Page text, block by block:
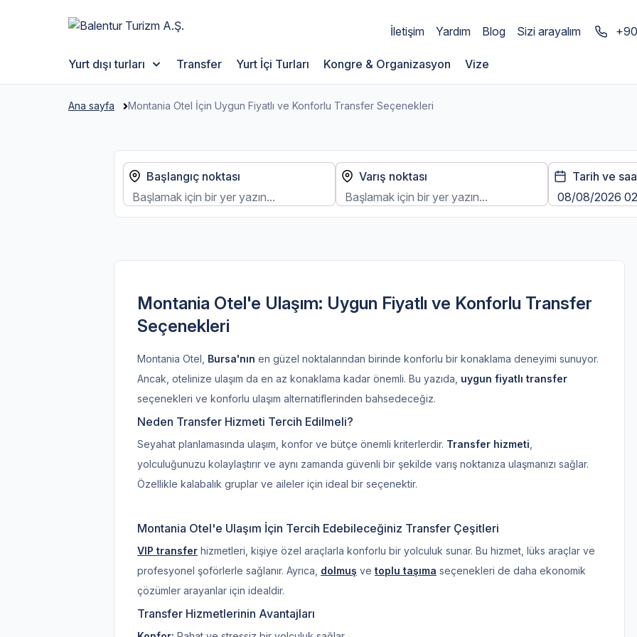
İletişim Yardım Blog Sizi arayalım
Yurt dışı turları Transfer Yurt İçi Turları Kongre & Organizasyon Vize
Ana sayfa Montania Otel İçin Uygun Fiyatlı ve Konforlu Transfer Seçenekleri
Başlangıç noktası Varış noktası Tarih ve
Montania Otel'e Ulaşım: Uygun Fiyatlı ve Konforlu Transfer
Seçenekleri
Montania Otel, Bursa'nın en güzel noktalarından birinde konforlu bir konaklama deneyimi sunuyor.
Ancak, otelinize ulaşım da en az konaklama kadar önemli. Bu yazıda, uygun fiyatlı transfer
seçenekleri ve konforlu ulaşım alternatiflerinden bahsedeceğiz.
Neden Transfer Hizmeti Tercih Edilmeli?
Seyahat planlamasında ulaşım, konfor ve bütçe önemli kriterlerdir. Transfer hizmeti
yolculuğunuzu kolaylaştırır ve aynı zamanda güvenli bir şekilde varış noktanıza ulaşmanızı sağlar.
Özellikle kalabalık gruplar ve aileler için ideal bir seçenektir.
Montania Otel'e Ulaşım İçin Tercih Edebileceğiniz Transfer Çeşitleri
VIP transfer hizmetleri, kişiye özel araçlarla konforlu bir yolculuk sunar. Bu hizmet, lüks araçlar ve
profesyonel şoförlerle sağlanır. Ayrıca, dolmuş ve toplu taşıma seçenekleri de daha ekonomik
çözümler arayanlar için idealdir.
Transfer Hizmetlerinin Avantajları